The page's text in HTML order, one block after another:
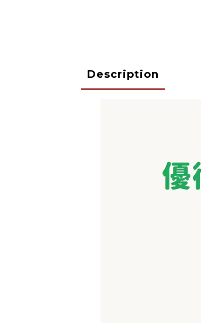
Description